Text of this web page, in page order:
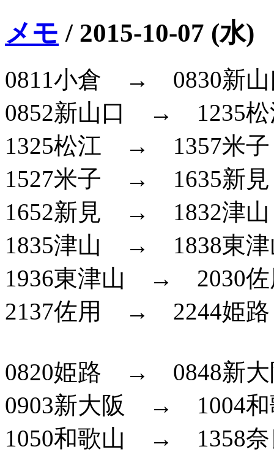
メモ / 2015-10-07 (水)
0811小倉 → 0830新
0852新山口 → 1235松
1325松江 → 1357米子
1527米子 → 1635新
1652新見 → 1832津山
1835津山 → 1838東津
1936東津山 → 2030佐
2137佐用 → 2244姫路
0820姫路 → 0848新
0903新大阪 → 1004
1050和歌山 → 1358奈